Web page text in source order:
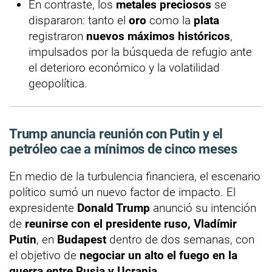
En contraste, los metales preciosos se
dispararon: tanto el oro como la plata
registraron nuevos máximos históricos,
impulsados por la búsqueda de refugio ante
el deterioro económico y la volatilidad
geopolítica.
Trump anuncia reunión con Putin y el
petróleo cae a mínimos de cinco meses
En medio de la turbulencia financiera, el escenario
político sumó un nuevo factor de impacto. El
expresidente Donald Trump anunció su intención
de reunirse con el presidente ruso, Vladímir
Putin, en Budapest dentro de dos semanas, con
el objetivo de negociar un alto el fuego en la